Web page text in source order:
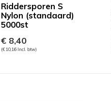
Riddersporen S
Nylon (standaard)
5000st
€ 8,40
(€ 10,16 Incl. btw)